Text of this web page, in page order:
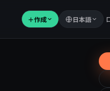
＋作成 日本語